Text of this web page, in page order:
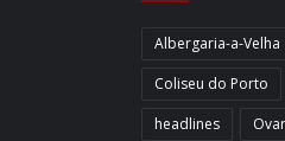
Albergaria-a-Velha
Coliseu do Porto
headlines
Ovar